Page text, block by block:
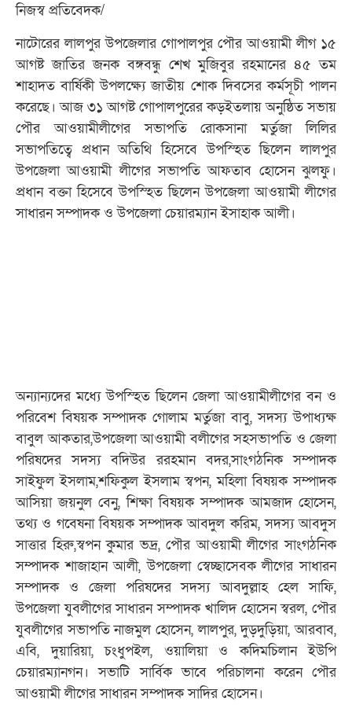
নিজস্ব প্রতিবেদক/
নাটোরের লালপুর উপজেলার গোপালপুর পৌর আওয়ামী লীগ ১৫
আগষ্ট জাতির জনক বঙ্গবন্ধু শেখ মুজিবুর রহমানের ৪৫ তম
শাহাদত বার্ষিকী উপলক্ষ্যে জাতীয় শোক দিবসের কর্মসূচী পালন
করেছে। আজ ৩১ আগষ্ট গোপালপুরের কড়ইতলায় অনুষ্ঠিত সভায়
পৌর আওয়ামীলীগের সভাপতি রোকসানা মর্তুজা লিলির
সভাপতিত্বে প্রধান অতিথি হিসেবে উপস্হিত ছিলেন লালপুর
উপজেলা আওয়ামী লীগের সভাপতি আফতাব হোসেন ঝুলফু।
প্রধান বক্তা হিসেবে উপস্হিত ছিলেন উপজেলা আওয়ামী লীগের
সাধারন সম্পাদক ও উপজেলা চেয়ারম্যান ইসাহাক আলী।
অন্যান্যদের মধ্যে উপস্হিত ছিলেন জেলা আওয়ামীলীগের বন ও
পরিবেশ বিষয়ক সম্পাদক গোলাম মর্তুজা বাবু, সদস্য উপাধ্যক্ষ
বাবুল আকতার,উপজেলা আওয়ামী বলীগের সহসভাপতি ও জেলা
পরিষদের সদস্য বদিউর ররহমান বদর,সাংগঠনিক সম্পাদক
সাইফুল ইসলাম,শফিকুল ইসলাম স্বপন, মহিলা বিষয়ক সম্পাদক
আসিয়া জয়নুল বেনু, শিক্ষা বিষয়ক সম্পাদক আমজাদ হোসেন,
তথ্য ও গবেষনা বিষয়ক সম্পাদক আবদুল করিম, সদস্য আবদুস
সাত্তার হিরু,স্বপন কুমার ভদ্র, পৌর আওয়ামী লীগের সাংগঠনিক
সম্পাদক শাজাহান আলী, উপজেলা স্বেচ্ছাসেবক লীগের সাধারন
সম্পাদক ও জেলা পরিষদের সদস্য আবদুল্লাহ হেল সাফি,
উপজেলা যুবলীগের সাধারন সম্পাদক খালিদ হোসেন স্বরল, পৌর
যুবলীগের সভাপতি নাজমুল হোসেন, লালপুর, দুড়দুড়িয়া, আরবাব,
এবি, দুয়ারিয়া, চংধুপইল, ওয়ালিয়া ও কদিমচিলান ইউপি
চেয়ারম্যানগন। সভাটি সার্বিক ভাবে পরিচালনা করেন পৌর
আওয়ামী লীগের সাধারন সম্পাদক সাদির হোসেন।